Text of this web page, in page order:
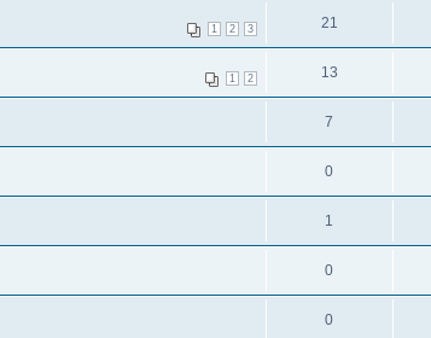
1 2 3 21
1 2 13
7
0
1
0
0